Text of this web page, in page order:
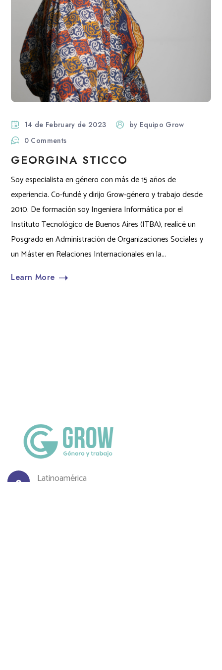
14 de February de 2023 by Equipo Grow
0 Comments
GEORGINA STICCO
Soy especialista en género con más de 15 años de
experiencia. Co-fundé y dirijo Grow-género y trabajo desde
2010. De formación soy Ingeniera Informática por el
Instituto Tecnológico de Buenos Aires (ITBA), realicé un
Posgrado en Administración de Organizaciones Sociales y
un Máster en Relaciones Internacionales en la...
Learn More
Latinoamérica